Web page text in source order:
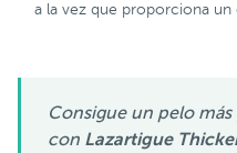
a la vez que proporciona
Consigue un pelo
con Lazartigue